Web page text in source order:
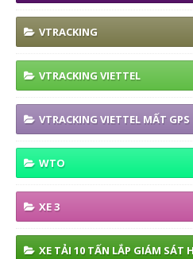
VTRACKING
VTRACKING VIETTEL
VTRACKING VIETTEL MẤT GPS
WTO
XE 3
XE TẢI 10 TẤN LẮP GIÁM SÁT